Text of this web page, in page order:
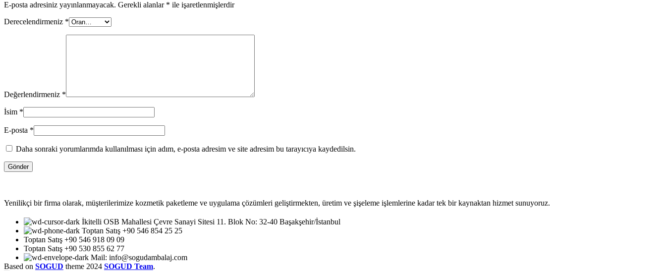
E-posta adresiniz yayınlanmayacak. Gerekli alanlar * ile işaretlenmişlerdir
Derecelendirmeniz *
Değerlendirmeniz *
İsim *
E-posta *
Daha sonraki yorumlarımda kullanılması için adım, e-posta adresim ve site adresim bu tarayıcıya kaydedilsin.
Yenilikçi bir firma olarak, müşterilerimize kozmetik paketleme ve uygulama çözümleri geliştirmekten, üretim ve şişeleme işlemlerine kadar tek bir kaynaktan hizmet sunuyoruz.
İkitelli OSB Mahallesi Çevre Sanayi Sitesi 11. Blok No: 32-40 Başakşehir/İstanbul
Toptan Satış +90 546 854 25 25
Toptan Satış +90 546 918 09 09
Toptan Satış +90 530 855 62 77
Mail: info@sogudambalaj.com
Based on SOGUD theme 2024 SOGUD Team.